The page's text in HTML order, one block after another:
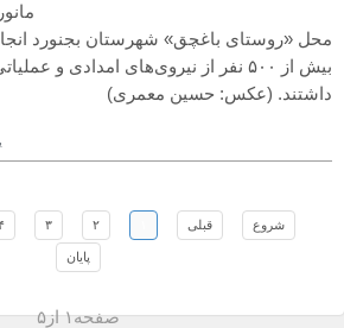
محل «روستای باغچق» شهرستان بجنورد
بیش از ۵۰۰ نفر از نیروی‌های امدادی و
داشتند. (عکس: حسین معمری)
شروع قبلی ٢ ٣
پایان
صفحه١ از۵